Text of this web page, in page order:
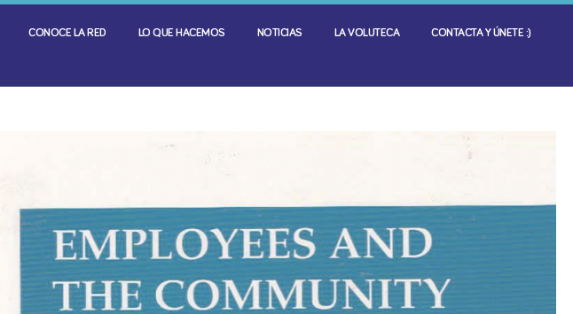
CONOCE LA RED LO QUE HACEMOS NOTICIAS LA VOLUTECA CONTACTA Y ÚNETE :)